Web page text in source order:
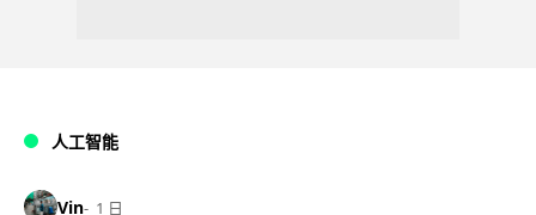
人工智能
Vin 1 日